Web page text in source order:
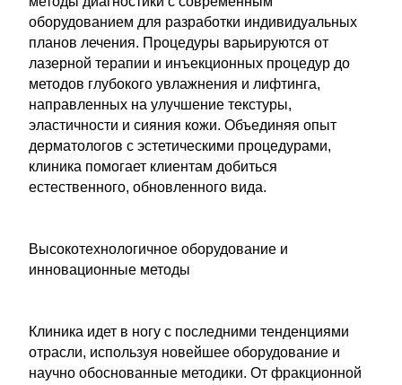
оборудованием для разработки индивидуальных
планов лечения. Процедуры варьируются от
лазерной терапии и инъекционных процедур до
методов глубокого увлажнения и лифтинга,
направленных на улучшение текстуры,
эластичности и сияния кожи. Объединяя опыт
дерматологов с эстетическими процедурами,
клиника помогает клиентам добиться
естественного, обновленного вида.
Высокотехнологичное оборудование и
инновационные методы
Клиника идет в ногу с последними тенденциями
отрасли, используя новейшее оборудование и
научно обоснованные методики. От фракционной